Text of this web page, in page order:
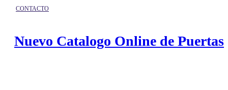
CONTACTO
Nuevo Catalogo Online de Puertas